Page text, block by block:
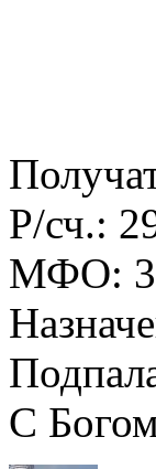
Р/сч.:
МФО:
С